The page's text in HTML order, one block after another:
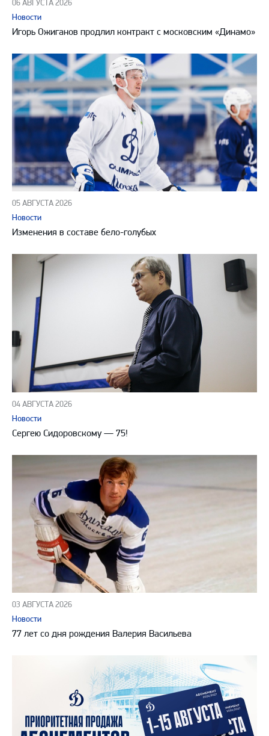
06 АВГУСТА 2026
Новости
Игорь Ожиганов продлил контракт с московским «Динамо»
05 АВГУСТА 2026
Новости
Изменения в составе бело-голубых
04 АВГУСТА 2026
Новости
Сергею Сидоровскому — 75!
03 АВГУСТА 2026
Новости
77 лет со дня рождения Валерия Васильева